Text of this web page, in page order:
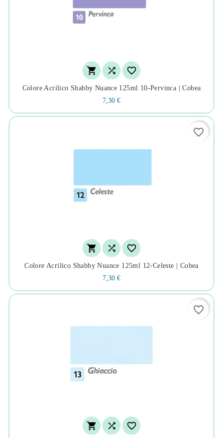
  
Colore Acrilico Shabby Nuance 125ml 10-Pervinca | Cobea
7,30 €
  
Colore Acrilico Shabby Nuance 125ml 12-Celeste | Cobea
7,30 €
favorite_border
  
favorite_border